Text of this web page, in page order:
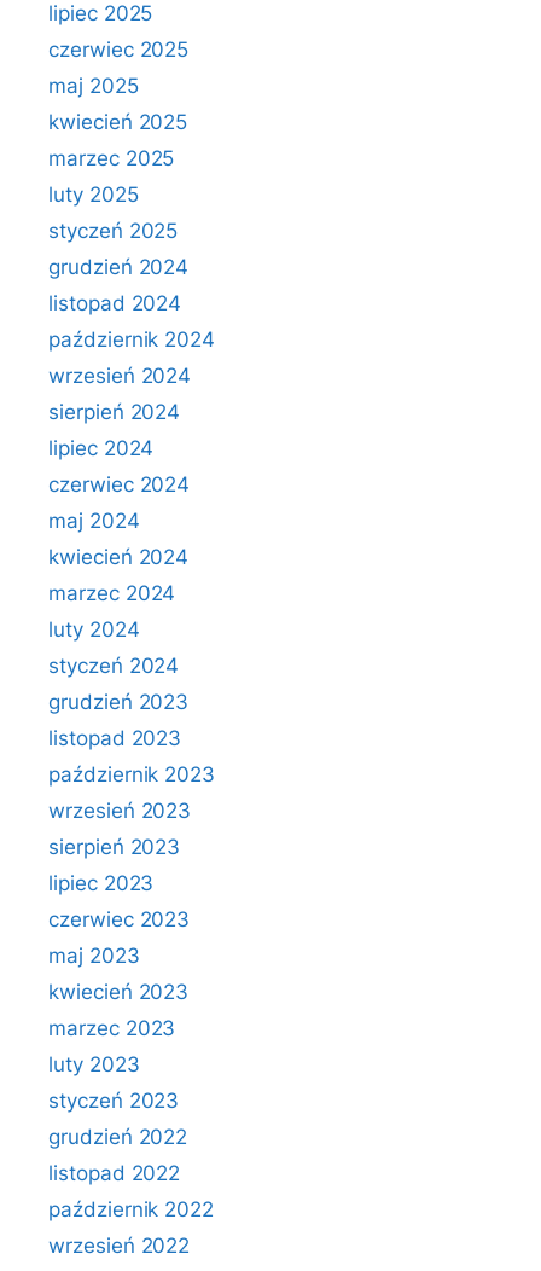
lipiec 2025
czerwiec 2025
maj 2025
kwiecień 2025
marzec 2025
luty 2025
styczeń 2025
grudzień 2024
listopad 2024
październik 2024
wrzesień 2024
sierpień 2024
lipiec 2024
czerwiec 2024
maj 2024
kwiecień 2024
marzec 2024
luty 2024
styczeń 2024
grudzień 2023
listopad 2023
październik 2023
wrzesień 2023
sierpień 2023
lipiec 2023
czerwiec 2023
maj 2023
kwiecień 2023
marzec 2023
luty 2023
styczeń 2023
grudzień 2022
listopad 2022
październik 2022
wrzesień 2022